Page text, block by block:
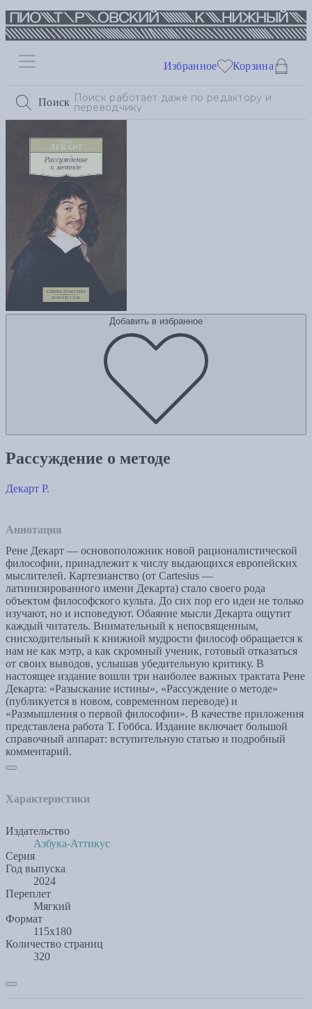
Поиск
Избранное Корзина
Добавить в избранное
Рассуждение о методе
Декарт Р.
Аннотация
Рене Декарт — основоположник новой рационалистической
философии, принадлежит к числу выдающихся европейских
мыслителей. Картезианство (от Cartesius —
латинизированного имени Декарта) стало своего рода
объектом философского культа. До сих пор его идеи не только
изучают, но и исповедуют. Обаяние мысли Декарта ощутит
каждый читатель. Внимательный к непосвященным,
снисходительный к книжной мудрости философ обращается к
нам не как мэтр, а как скромный ученик, готовый отказаться
от своих выводов, услышав убедительную критику. В
настоящее издание вошли три наиболее важных трактата Рене
Декарта: «Разыскание истины», «Рассуждение о методе»
(публикуется в новом, современном переводе) и
«Размышления о первой философии». В качестве приложения
представлена работа Т. Гоббса. Издание включает большой
справочный аппарат: вступительную статью и подробный
комментарий.
Характеристики
Издательство
Азбука-Аттикус
Серия
Год выпуска
2024
Переплет
Мягкий
Формат
115х180
Количество страниц
320